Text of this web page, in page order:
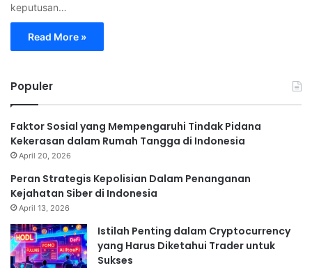
keputusan…
Read More »
Populer
Faktor Sosial yang Mempengaruhi Tindak Pidana
Kekerasan dalam Rumah Tangga di Indonesia
April 20, 2026
Peran Strategis Kepolisian Dalam Penanganan
Kejahatan Siber di Indonesia
April 13, 2026
Istilah Penting dalam Cryptocurrency
yang Harus Diketahui Trader untuk
Sukses